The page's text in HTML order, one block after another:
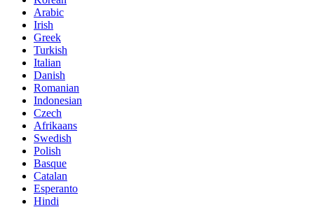
Arabic
Irish
Greek
Turkish
Italian
Danish
Romanian
Indonesian
Czech
Afrikaans
Swedish
Polish
Basque
Catalan
Esperanto
Hindi